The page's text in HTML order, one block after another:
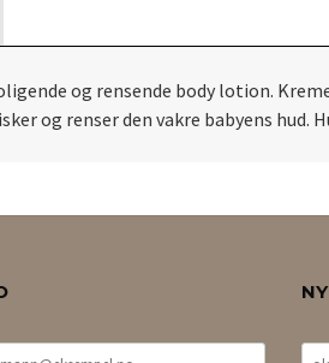
og rensende body lotion.
og renser den vakre babyens hud.